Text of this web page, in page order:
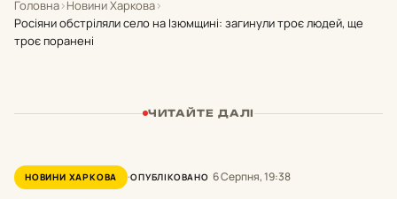
Головна›Новини Харкова›
Росіяни обстріляли село на Ізюмщині: загинули троє людей, ще
троє поранені
ЧИТАЙТЕ ДАЛІ
НОВИНИ ХАРКОВА ОПУБЛІКОВАНО 6 Серпня, 19:38